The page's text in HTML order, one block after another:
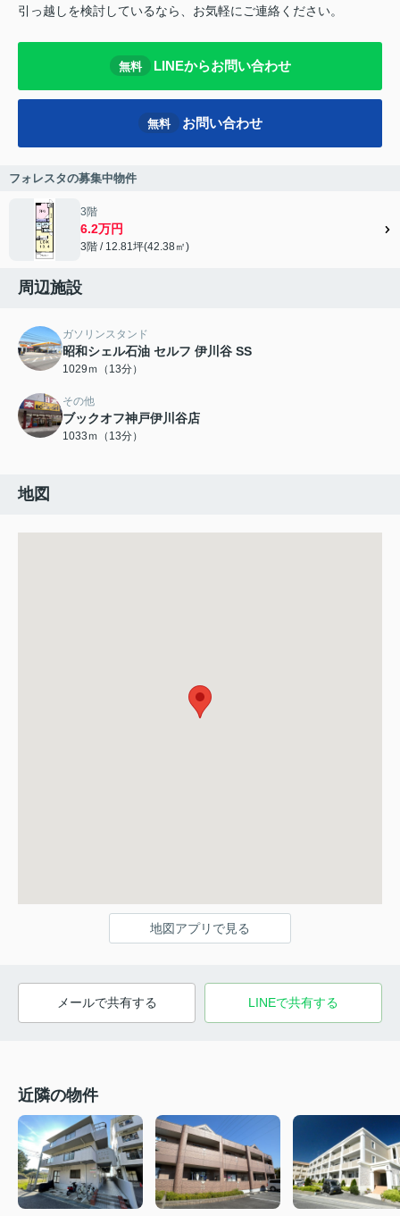
引っ越しを検討しているなら、お気軽にご連絡ください。
無料 LINEからお問い合わせ
無料 お問い合わせ
フォレスタの募集中物件
3階
6.2万円
3階 / 12.81坪(42.38㎡)
周辺施設
ガソリンスタンド
昭和シェル石油 セルフ 伊川谷 SS
1029ｍ（13分）
その他
ブックオフ神戸伊川谷店
1033ｍ（13分）
地図
地図アプリで見る
メールで共有する LINEで共有する
近隣の物件